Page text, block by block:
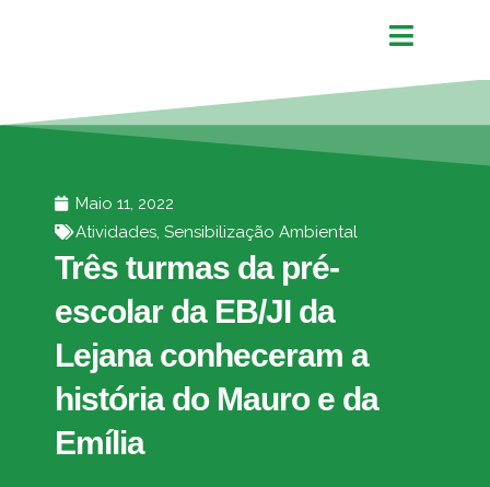
Maio 11, 2022
Atividades, Sensibilização Ambiental
Três turmas da pré-
escolar da EB/JI da
Lejana conheceram a
história do Mauro e da
Emília